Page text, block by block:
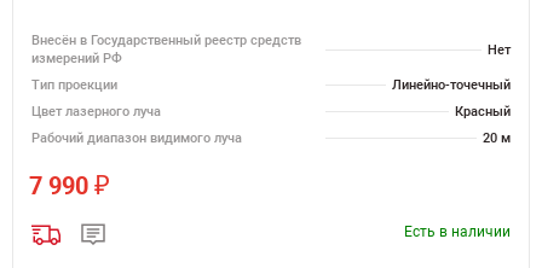
Внесён в Государственный реестр средств
измерений РФ
Нет
Тип проекции
Линейно-точечный
Цвет лазерного луча
Красный
Рабочий диапазон видимого луча
20 м
7 990 ₽
Есть в наличии